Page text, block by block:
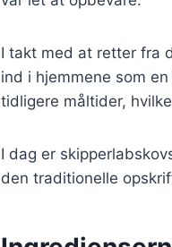
I takt med at retter fra
ind i hjemmene som
tidligere måltider,
I dag er
den traditionelle